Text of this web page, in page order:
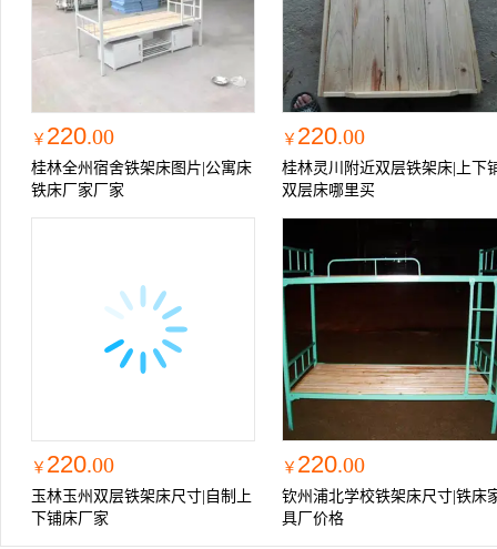
￥ 220.00
桂林全州宿舍铁架床图片|公寓床
铁床厂家厂家
￥ 220.00
桂林灵川附近双层铁架床|上下
双层床哪里买
￥ 220.00
玉林玉州双层铁架床尺寸|自制上
下铺床厂家
￥ 220.00
钦州浦北学校铁架床尺寸|铁床
具厂价格